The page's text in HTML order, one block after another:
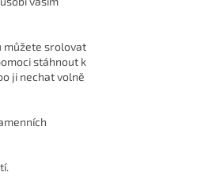
můžete srolovat
stáhnout k
ji nechat volně